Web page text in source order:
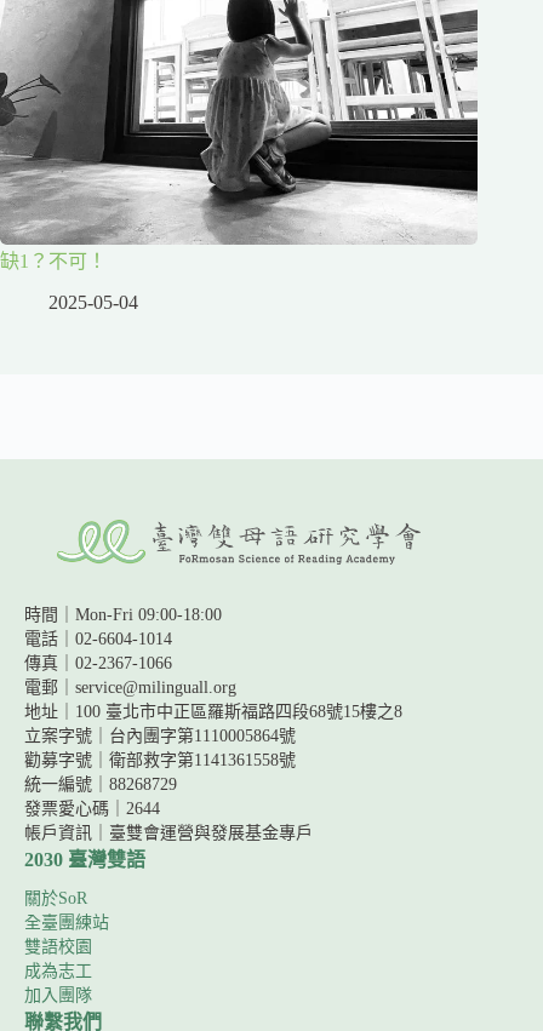
缺1？不可！
2025-05-04
時間｜Mon-Fri 09:00-18:00
電話｜02-6604-1014
傳真｜02-2367-1066
電郵｜service@milinguall.org
地址｜100 臺北市中正區羅斯福路四段68號15樓之8
立案字號｜台內團字第1110005864號
勸募字號｜ 衛部救字第1141361558號
統一編號｜88268729
發票愛心碼｜2644
帳戶資訊｜ 臺雙會運營與發展基金專戶
2030 臺灣雙語
關於SoR
全臺團練站
雙語校園
成為志工
加入團隊
聯繫我們